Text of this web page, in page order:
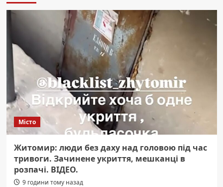
Місто
Житомир: люди без даху над головою під час
тривоги. Зачинене укриття, мешканці в
розпачі. ВІДЕО.
9 години тому назад